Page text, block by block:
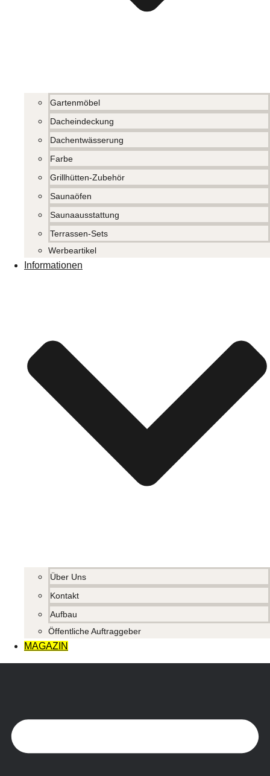
Gartenmöbel
Dacheindeckung
Dachentwässerung
Farbe
Grillhütten-Zubehör
Saunaöfen
Saunaausstattung
Terrassen-Sets
Werbeartikel
Informationen
Über Uns
Kontakt
Aufbau
Öffentliche Auftraggeber
MAGAZIN